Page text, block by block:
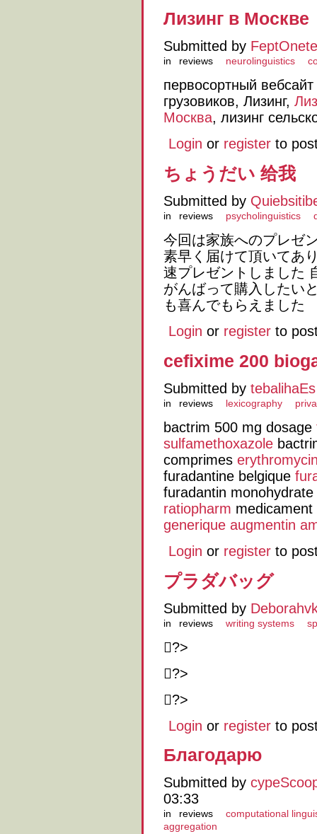
Лизинг в Москве
Submitted by
in reviews neurolinguistics
первосортный вебсайт
грузовиков, Лизинг,
Москва, лизинг
Login or register to
ちょうだい 给我
Submitted by
in reviews psycholinguistics
今回は家族へのプレゼ
素早く届けて頂いてあ
速プレゼントしました
がんばって購入したい
も喜んでもらえました
Login or register to
cefixime 200
Submitted by tebalihaEs
in reviews lexicography
bactrim 500 mg dosage
sulfamethoxazole
comprimes
furadantine belgique
furadantin
ratiopharm
generique augmentin
Login or register to
プラダバッグ
Submitted by
in reviews writing systems
?>
?>
?>
Login or register to
Благодарю
Submitted by
03:33
in reviews
computational
aggregation